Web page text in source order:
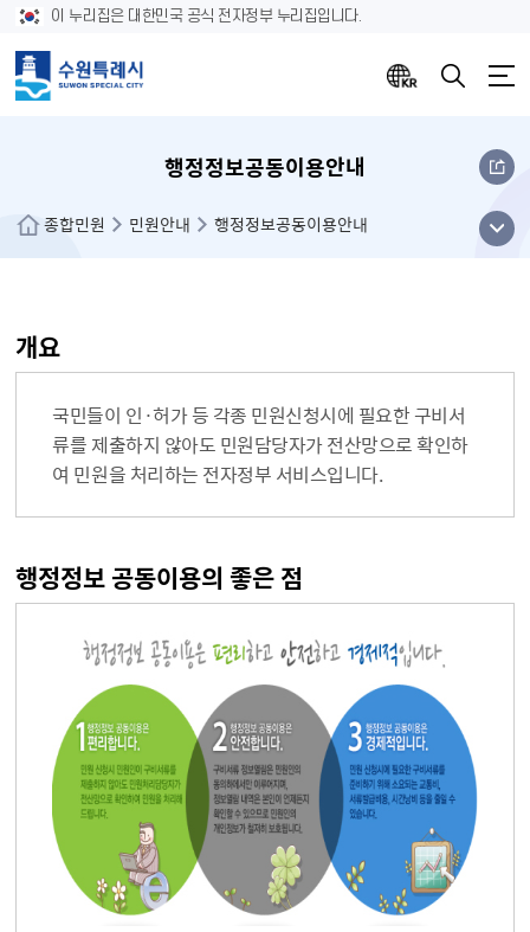
이 누리집은 대한민국 공식 전자정부 누리집입니다.
행정정보공동이용안내
종합민원 민원안내 행정정보공동이용안내
메뉴
열기
개요
국민들이 인·허가 등 각종 민원신청시에 필요한 구비서
류를 제출하지 않아도 민원담당자가 전산망으로 확인하
여 민원을 처리하는 전자정부 서비스입니다.
행정정보 공동이용의 좋은 점